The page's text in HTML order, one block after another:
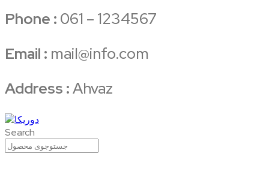
Phone : 061 – 1234567
Email : mail@info.com
Address :Ahvaz
Search